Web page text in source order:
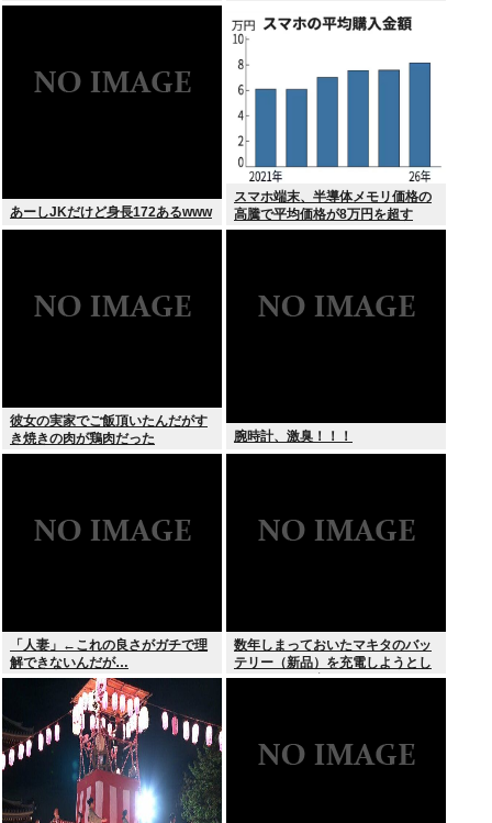
あーしJKだけど身長172あるwww
スマホ端末、半導体メモリ価格の
高騰で平均価格が8万円を超す
彼女の実家でご飯頂いたんだがす
き焼きの肉が鶏肉だった
腕時計、激臭！！！
「人妻」←これの良さがガチで理
解できないんだが…
数年しまっておいたマキタのバッ
テリー（新品）を充電しようとし
たらエラーで充電できないんだ